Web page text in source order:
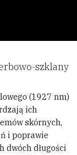
szklany
(1927 nm)
ich
skórnych,
i poprawie
dwóch długości